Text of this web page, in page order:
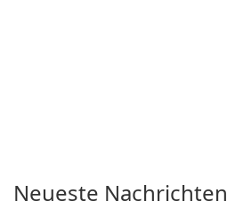
Neueste Nachrichten